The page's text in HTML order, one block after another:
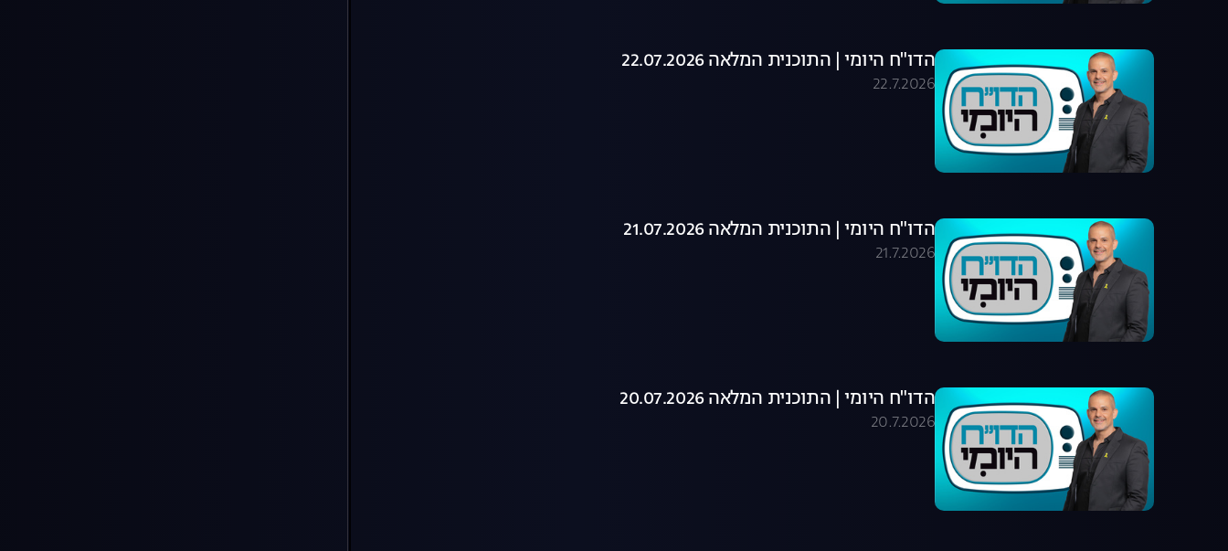
הדו"ח היומי | התוכנית המלאה 22.07.2026
22.7.2026
הדו"ח היומי | התוכנית המלאה 21.07.2026
21.7.2026
הדו"ח היומי | התוכנית המלאה 20.07.2026
20.7.2026